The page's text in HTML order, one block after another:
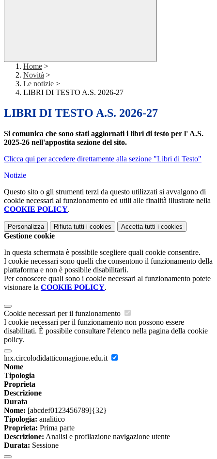
Home >
Novità >
Le notizie >
LIBRI DI TESTO A.S. 2026-27
LIBRI DI TESTO A.S. 2026-27
Si comunica che sono stati aggiornati i libri di testo per l' A.S.
2025-26 nell'appostita sezione del sito.
Clicca qui per accedere direttamente alla sezione "Libri di Testo"
Notizie
Questo sito o gli strumenti terzi da questo utilizzati si avvalgono di
cookie necessari al funzionamento ed utili alle finalità illustrate nella
COOKIE POLICY.
Personalizza Rifiuta tutti i cookies Accetta tutti i cookies
Gestione cookie
In questa schermata è possibile scegliere quali cookie consentire.
I cookie necessari sono quelli che consentono il funzionamento della
piattaforma e non è possibile disabilitarli.
Per conoscere quali sono i cookie necessari al funzionamento potete
visionare la COOKIE POLICY.
Cookie necessari per il funzionamento
I cookie necessari per il funzionamento non possono essere
disabilitati. È possibile consultare l'elenco nella pagina della cookie
policy.
lnx.circolodidatticomagione.edu.it
Nome
Tipologia
Proprieta
Descrizione
Durata
Nome: [abcdef0123456789]{32}
Tipologia: analitico
Proprieta: Prima parte
Descrizione: Analisi e profilazione navigazione utente
Durata: Sessione